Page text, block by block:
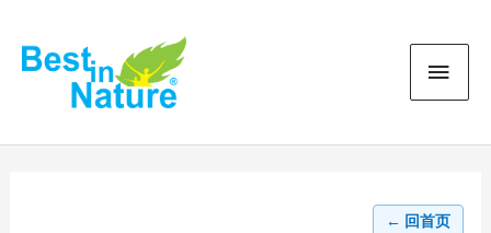
content
← 回首页